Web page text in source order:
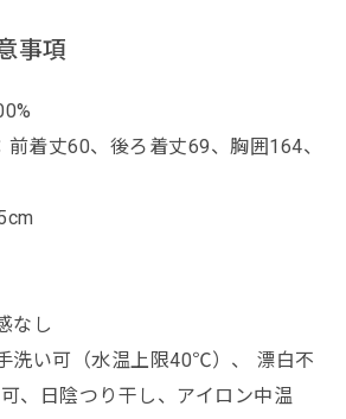
事項
着丈60、後ろ着丈69、胸囲164、
なし
い可（水温上限40℃）、 漂白不
、日陰つり干し、アイロン中温